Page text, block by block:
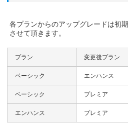
各プランからのアップグレードは初
させて頂きます。
プラン 変更後プラン
ベーシック エンハンス
ベーシック プレミア
エンハンス プレミア